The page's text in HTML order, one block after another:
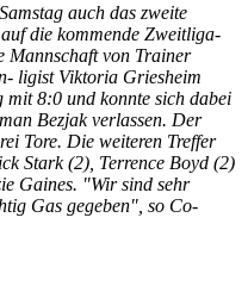
auch das zweite
die kommende Zweitliga-
Mannschaft von Trainer
ligist Viktoria Griesheim
mit 8:0 und konnte sich dabei
Bezjak verlassen. Der
Tore. Die weiteren Treffer
Stark (2), Terrence Boyd (2)
Gaines. "Wir sind sehr
Gas gegeben", so Co-